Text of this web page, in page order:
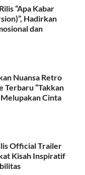
“Apa Kabar
Hadirkan
dan
Nuansa Retro
Terbaru “Takkan
Melupakan Cinta
Official Trailer
Kisah Inspiratif